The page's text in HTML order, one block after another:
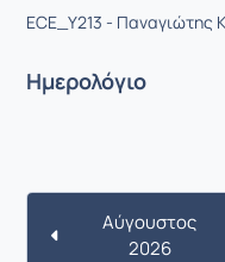
ECE_Υ213 - Παναγιώτης
Ημερολόγιο
Αύγουστος
2026